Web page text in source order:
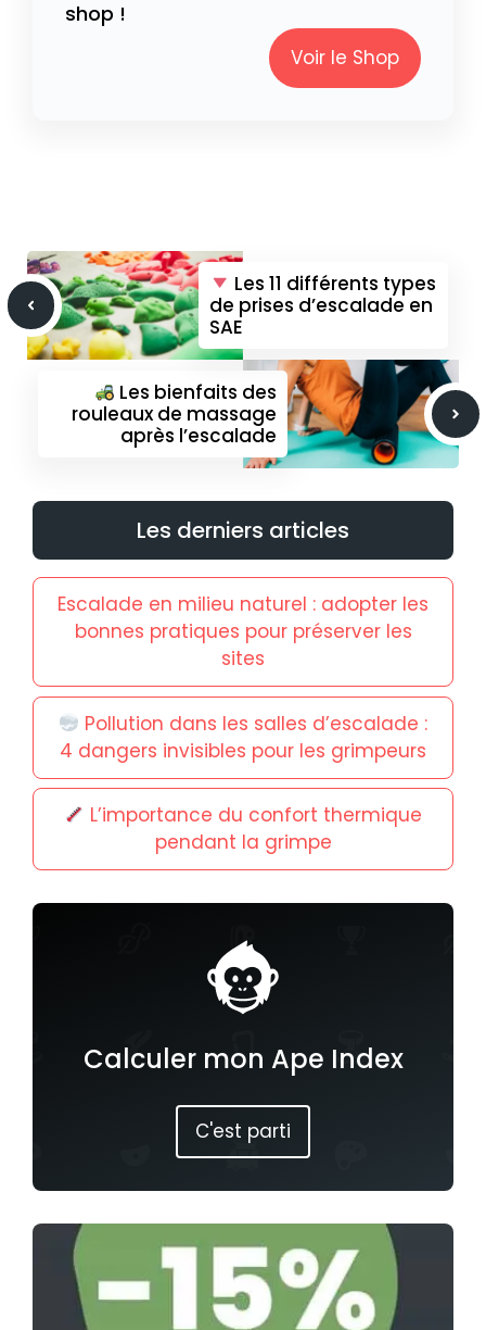
shop !
Voir le Shop
Les 11 différents types
de prises d’escalade en
SAE
Les bienfaits des
rouleaux de massage
après l’escalade
Les derniers articles
Escalade en milieu naturel : adopter les
bonnes pratiques pour préserver les
sites
Pollution dans les salles d’escalade :
4 dangers invisibles pour les grimpeurs
L’importance du confort thermique
pendant la grimpe
Calculer mon Ape Index
C'est parti